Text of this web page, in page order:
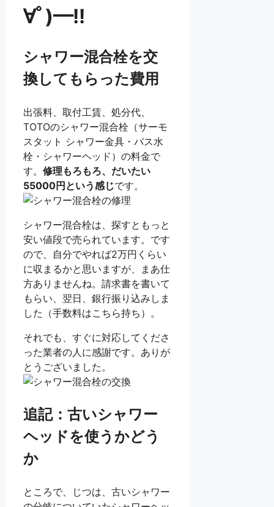
∀ﾟ)━!!
シャワー混合栓を交
換してもらった費用
出張料、取付工賃、処分代、
TOTOのシャワー混合栓（サーモ
スタット シャワー金具・バス水
栓・シャワーヘッド）の料金で
す。 修理もろもろ、だいたい
55000円という感じです。
シャワー混合栓は、探すともっと
安い値段で売られています。です
ので、自分でやれば2万円くらい
に収まるかと思いますが、まあ仕
方ありませんね。請求書を書いて
もらい、翌日、銀行振り込みしま
した（手数料はこちら持ち）。
それでも、すぐに対応してくださ
った業者の人に感謝です。ありが
とうございました。
追記：古いシャワー
ヘッドを使うかどう
か
ところで、じつは、古いシャワー